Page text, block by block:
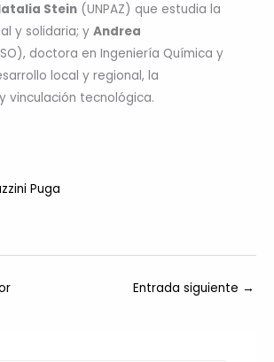
Stein (UNPAZ) que estudia la
y solidaria; y Andrea
doctora en Ingeniería Química y
local y regional, la
vinculación tecnológica.
Puga
Entrada siguiente →